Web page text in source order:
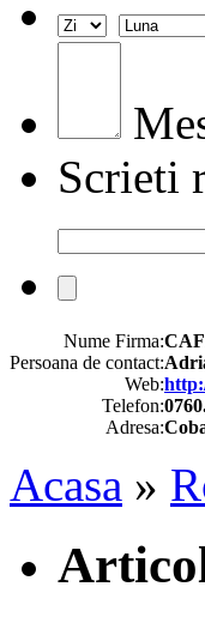
Scrieti
Nume Firma:
Persoana de contact:
Web:
Telefon:
Adresa:
Acasa »